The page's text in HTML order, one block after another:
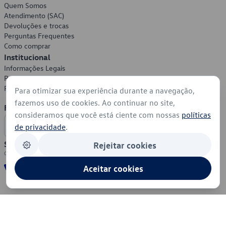
Quem Somos
Atendimento (SAC)
Devoluções e trocas
Perguntas Frequentes
Como comprar
Institucional
Informações Legais
Política de Privacidade
Política de Cookies
Formas de Pagamento
Segurança
Para otimizar sua experiência durante a navegação,
fazemos uso de cookies. Ao continuar no site,
consideramos que você está ciente com nossas políticas
de privacidade.
Rejeitar cookies
Aceitar cookies